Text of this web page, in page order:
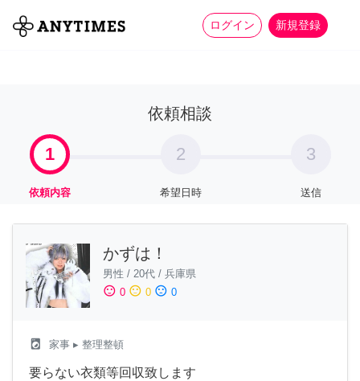
ログイン 新規登録
全て 家事 more_horiz
依頼相談
1
依頼内容
2
希望日時
3
送信
かずは！
男性 / 20代 / 兵庫県
sentiment_satisfied 0 sentiment_neutral 0 sentiment_dissatisfied 0
local_laundry_service 家事 ▸ 整理整頓
要らない衣類等回収致します